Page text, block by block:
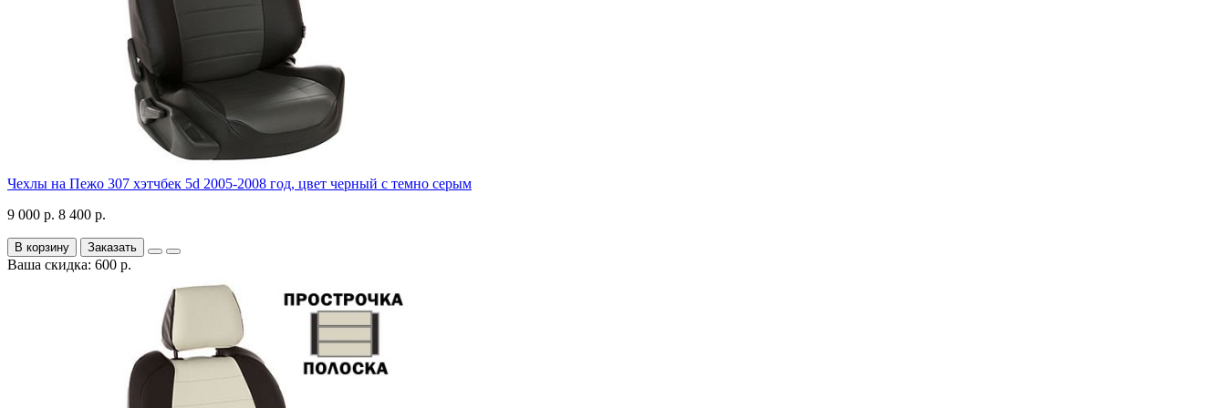
Чехлы на Пежо 307 хэтчбек 5d 2005-2008 год, цвет черный с темно серым
9 000 р. 8 400 р.
В корзину Заказать
Ваша скидка: 600 р.